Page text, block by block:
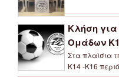
Κλήση
Ομάδων
Στα πλαίσια
Κ14 -Κ16